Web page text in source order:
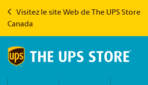
Visitez le site Web de The UPS Store
Canada